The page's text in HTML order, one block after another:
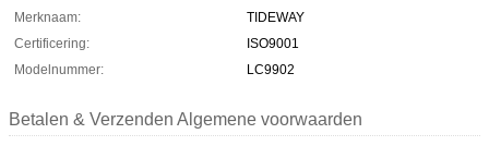
Merknaam:
TIDEWAY
Certificering:
ISO9001
Modelnummer:
LC9902
Betalen & Verzenden Algemene voorwaarden